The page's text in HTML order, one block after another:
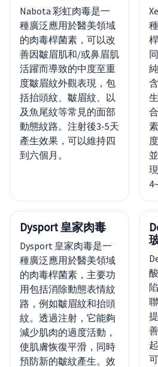
Nabota 彩虹肉毒是一
種廣泛應用於醫美領域
的肉毒桿菌素，可以改
善因皺眉肌和/或鼻眉肌
活躍而導致的中度至重
度皺眉紋外觀表現，包
括抬頭紋、皺眉紋、以
及魚尾紋等常見的面部
動態紋路。注射後3-5天
產生效果，可以維持四
到六個月。
Dysport 皇家肉毒
Dysport 皇家肉毒是一
種廣泛應用於醫美領域
的肉毒桿菌素，主要功
用包括消除動態表情紋
路，例如皺眉紋和抬頭
紋。透過注射，它能夠
減少肌肉的過度活動，
使肌膚恢復平滑，同時
預防新的皺紋產生。效